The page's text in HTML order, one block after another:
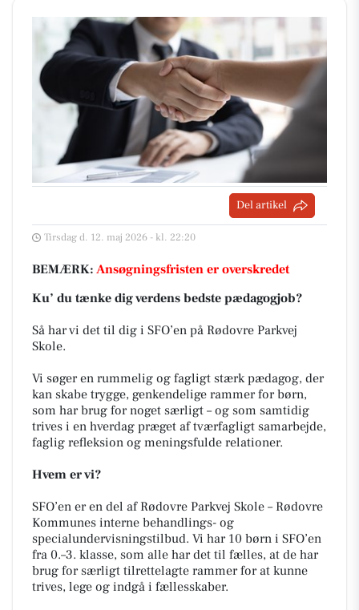
Del artikel
Tirsdag d. 12. maj 2026 - kl. 22:20
BEMÆRK: Ansøgningsfristen er overskredet
Ku’ du tænke dig verdens bedste pædagogjob?
Så har vi det til dig i SFO’en på Rødovre Parkvej
Skole.
Vi søger en rummelig og fagligt stærk pædagog, der
kan skabe trygge, genkendelige rammer for børn,
som har brug for noget særligt – og som samtidig
trives i en hverdag præget af tværfagligt samarbejde,
faglig refleksion og meningsfulde relationer.
Hvem er vi?
SFO’en er en del af Rødovre Parkvej Skole – Rødovre
Kommunes interne behandlings- og
specialundervisningstilbud. Vi har 10 børn i SFO’en
fra 0.–3. klasse, som alle har det til fælles, at de har
brug for særligt tilrettelagte rammer for at kunne
trives, lege og indgå i fællesskaber.